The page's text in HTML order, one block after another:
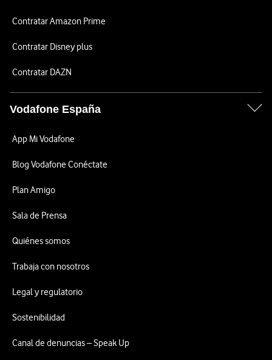
Contratar Amazon Prime
Contratar Disney plus
Contratar DAZN
Vodafone España
App Mi Vodafone
Blog Vodafone Conéctate
Plan Amigo
Sala de Prensa
Quiénes somos
Trabaja con nosotros
Legal y regulatorio
Sostenibilidad
Canal de denuncias – Speak Up